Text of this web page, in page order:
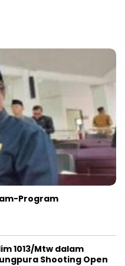
Program
1013/Mtw dalam
Shooting Open